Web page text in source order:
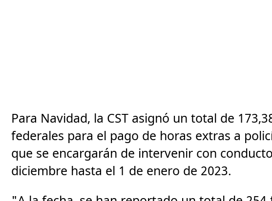
Para Navidad, la CST asignó un total de
federales para el pago de horas extras a
que se encargarán de intervenir con
diciembre hasta el 1 de enero de 2023.